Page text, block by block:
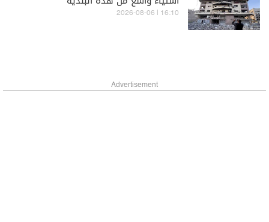
16:10 | 2026-08-06
Advertisement